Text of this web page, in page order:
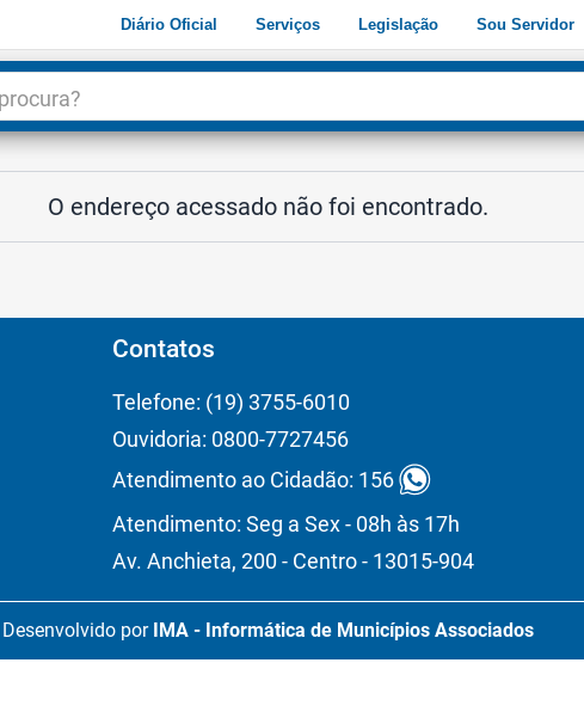
Diário Oficial Serviços Legislação Sou Servidor
O endereço acessado não foi encontrado.
Contatos
Telefone: (19) 3755-6010
Ouvidoria: 0800-7727456
Atendimento ao Cidadão: 156
Atendimento: Seg a Sex - 08h às 17h
Av. Anchieta, 200 - Centro - 13015-904
Desenvolvido por IMA - Informática de Municípios Associados